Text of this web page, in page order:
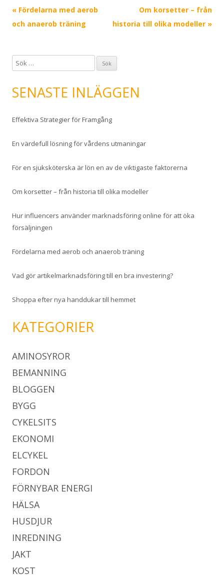
Inläggsnavigering
« Fördelarna med aerob
och anaerob träning
Om korsetter – från
historia till olika modeller »
ö
e
t
r
SENASTE INLÄGGEN
Effektiva Strategier för Framgång
En värdefull lösning för vårdens utmaningar
För en sjuksköterska är lön en av de viktigaste faktorerna
Om korsetter – från historia till olika modeller
Hur influencers använder marknadsföring online för att öka
försäljningen
Fördelarna med aerob och anaerob träning
Vad gör artikelmarknadsföring till en bra investering?
Shoppa efter nya handdukar till hemmet
KATEGORIER
AMINOSYROR
BEMANNING
BLOGGEN
BYGG
CYKELSITS
EKONOMI
ELCYKEL
FORDON
FÖRNYBAR ENERGI
HÄLSA
HUSDJUR
INREDNING
JAKT
KOST